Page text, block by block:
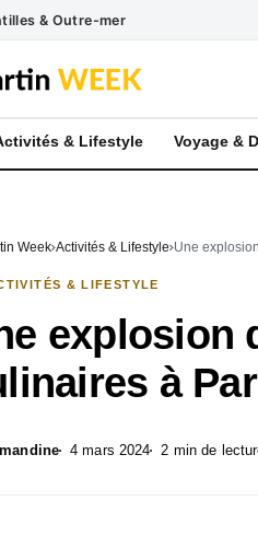
& Outre-mer
& Lifestyle Voyage &
Week Activités & Lifestyle Une
& LIFESTYLE
explosion
à
4 mars 2024 2 min de